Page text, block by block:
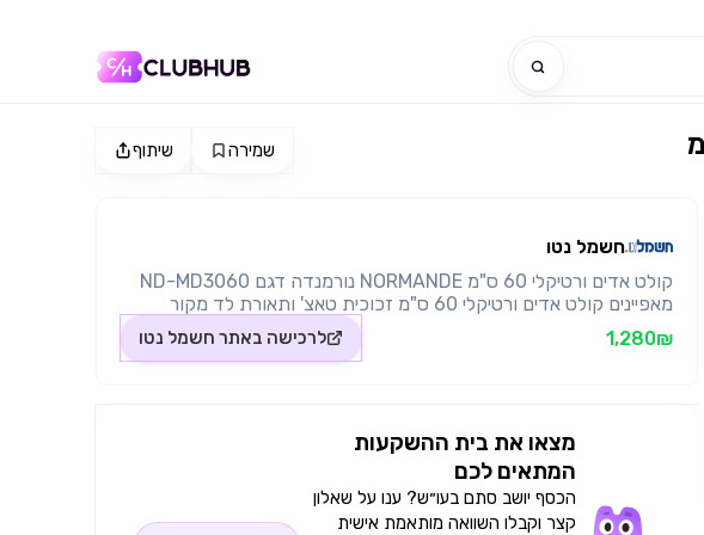
שיתוף שמירה
חשמל נטו
קולט אדים ורטיקלי 60 ס"מ NORMANDE נורמנדה דגם ND-MD3060
מאפיינים קולט אדים ורטיקלי 60 ס"מ זכוכית טאצ' ותאורת לד מקור
3060W מפרט טכני לוח הפעלה לחצנים תצוגה דיגיטלית לחצני מגע 1,280₪ לרכישה באתר חשמל נטו
מצאו את בית ההשקעות
המתאים לכם
הכסף יושב סתם בעו״ש? ענו על שאלון
קצר וקבלו השוואה מותאמת אישית